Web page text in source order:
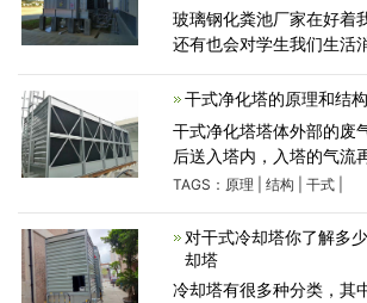
玻璃钢化粪池厂家在好着
还有也会对学生我们生活
是，找寻不同质地，找寻
我们在花点钱可以购买一
干式净化塔的原理和结
干式净化塔塔体外部的废
后送入塔内，入塔的气流
吸附床层后，气流中的有
冷凝水由集液箱和排
TAGS： 原理 结构 干式|
对干式冷却塔你了解多
却塔
冷却塔有很多种分类，其